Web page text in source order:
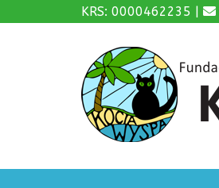
KRS: 0000462235 |